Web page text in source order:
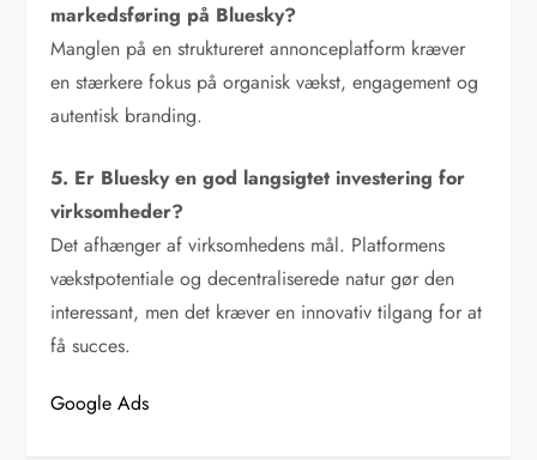
markedsføring på Bluesky?
Manglen på en struktureret annonceplatform kræver
en stærkere fokus på organisk vækst, engagement og
autentisk branding.
5. Er Bluesky en god langsigtet investering for
virksomheder?
Det afhænger af virksomhedens mål. Platformens
vækstpotentiale og decentraliserede natur gør den
interessant, men det kræver en innovativ tilgang for at
få succes.
Google Ads